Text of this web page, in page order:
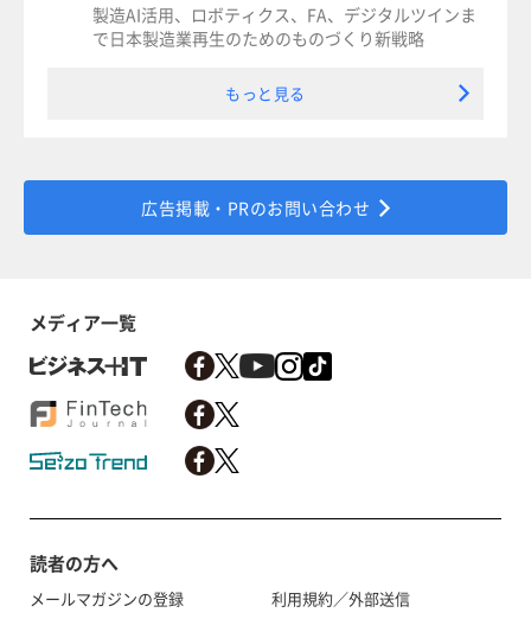
製造AI活用、ロボティクス、FA、デジタルツインま
で日本製造業再生のためのものづくり新戦略
もっと見る
広告掲載・PRのお問い合わせ
メディア一覧
読者の方へ
メールマガジンの登録
利用規約／外部送信